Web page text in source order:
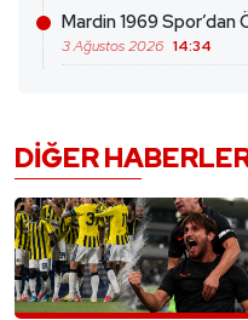
Mardin 1969
3 Ağustos 2026 14:34
DIĞER